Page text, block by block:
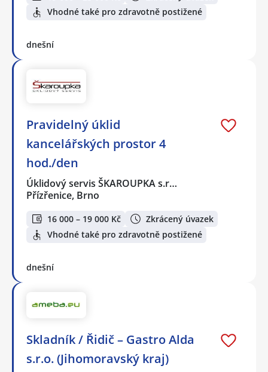
Vhodné také pro zdravotně postižené
dnešní
Pravidelný úklid
kancelářských prostor 4
hod./den
Úklidový servis ŠKAROUPKA s.r…
Přízřenice, Brno
16 000 – 19 000 Kč
Zkrácený úvazek
Vhodné také pro zdravotně postižené
dnešní
Skladník / Řidič – Gastro Alda
s.r.o. (Jihomoravský kraj)